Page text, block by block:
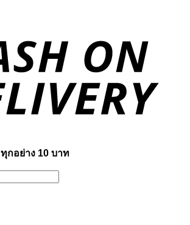
ทุกอย่าง 10 บาท